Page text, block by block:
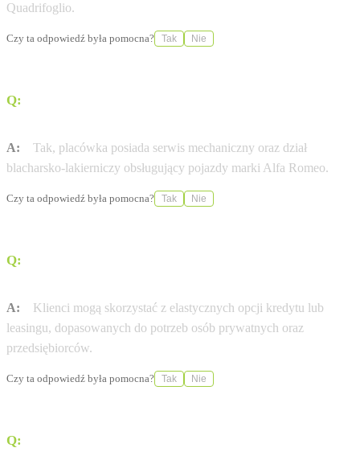
Quadrifoglio.
Czy ta odpowiedź była pomocna? Tak Nie
Q:
A:
Tak, placówka posiada serwis mechaniczny oraz dział
blacharsko-lakierniczy obsługujący pojazdy marki Alfa Romeo.
Czy ta odpowiedź była pomocna? Tak Nie
Q:
A:
Klienci mogą skorzystać z elastycznych opcji kredytu lub
leasingu, dopasowanych do potrzeb osób prywatnych oraz
przedsiębiorców.
Czy ta odpowiedź była pomocna? Tak Nie
Q: